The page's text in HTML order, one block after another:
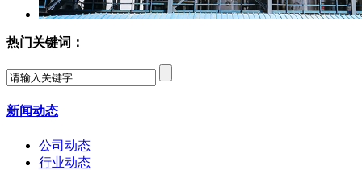
热门关键词：
新闻动态
公司动态
行业动态